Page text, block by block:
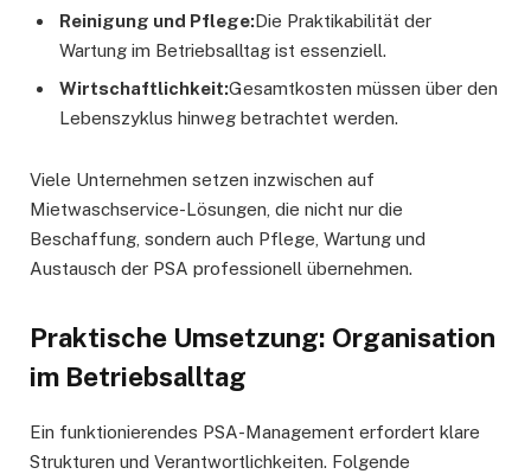
Reinigung und Pflege:Die Praktikabilität der
Wartung im Betriebsalltag ist essenziell.
Wirtschaftlichkeit:Gesamtkosten müssen über den
Lebenszyklus hinweg betrachtet werden.
Viele Unternehmen setzen inzwischen auf
Mietwaschservice-Lösungen, die nicht nur die
Beschaffung, sondern auch Pflege, Wartung und
Austausch der PSA professionell übernehmen.
Praktische Umsetzung: Organisation
im Betriebsalltag
Ein funktionierendes PSA-Management erfordert klare
Strukturen und Verantwortlichkeiten. Folgende